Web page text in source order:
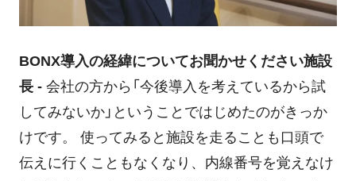
BONX導入の経緯についてお聞かせください施設
長 - 会社の方から「今後導入を考えているから試
してみないか」ということではじめたのがきっか
けです。 使ってみると施設を走ることも口頭で
伝えに行くこともなくなり、内線番号を覚えなけ